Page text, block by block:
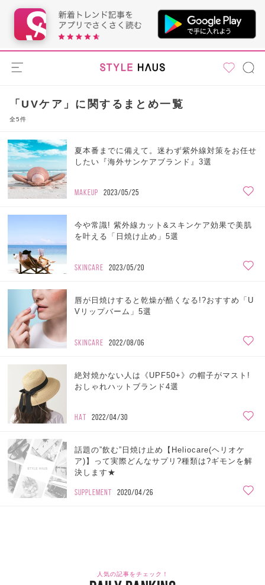
「UVケア」に関するまとめ一覧
全5件
夏本番までに備えて。迷わず紫外線対策をお任せ
したい『海外サンケアブランド』3選
MAKEUP 2023/05/25
今や常識! 紫外線カット&スキンケア効果で美肌
を叶える「日焼け止め」5選
SKINCARE 2023/05/20
唇が日焼けすると乾燥が酷くなる!?おすすめ「U
Vリップバーム」5選
SKINCARE 2022/08/06
絶対焼かない人は《UPF50+》の帽子がマスト!
おしゃれハットブランド4選
HAT 2022/04/30
話題の”飲む”日焼け止め【Heliocare(ヘリオケ
ア)】って実際どんなサプリ?種類は?ギモンを解
決します★
SUPPLEMENT 2020/04/26
人気の記事をチェック！